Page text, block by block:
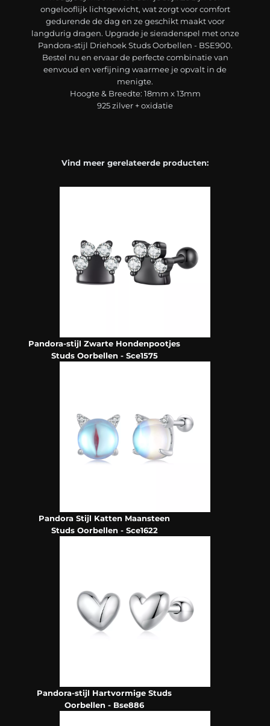
ongelooflijk lichtgewicht, wat zorgt voor comfort
gedurende de dag en ze geschikt maakt voor
langdurig dragen. Upgrade je sieradenspel met onze
Pandora-stijl Driehoek Studs Oorbellen - BSE900.
Bestel nu en ervaar de perfecte combinatie van
eenvoud en verfijning waarmee je opvalt in de
menigte.
Hoogte & Breedte: 18mm x 13mm
925 zilver + oxidatie
Vind meer gerelateerde producten:
Pandora-stijl Zwarte Hondenpootjes
Studs Oorbellen - Sce1575
Pandora Stijl Katten Maansteen
Studs Oorbellen - Sce1622
Pandora-stijl Hartvormige Studs
Oorbellen - Bse886